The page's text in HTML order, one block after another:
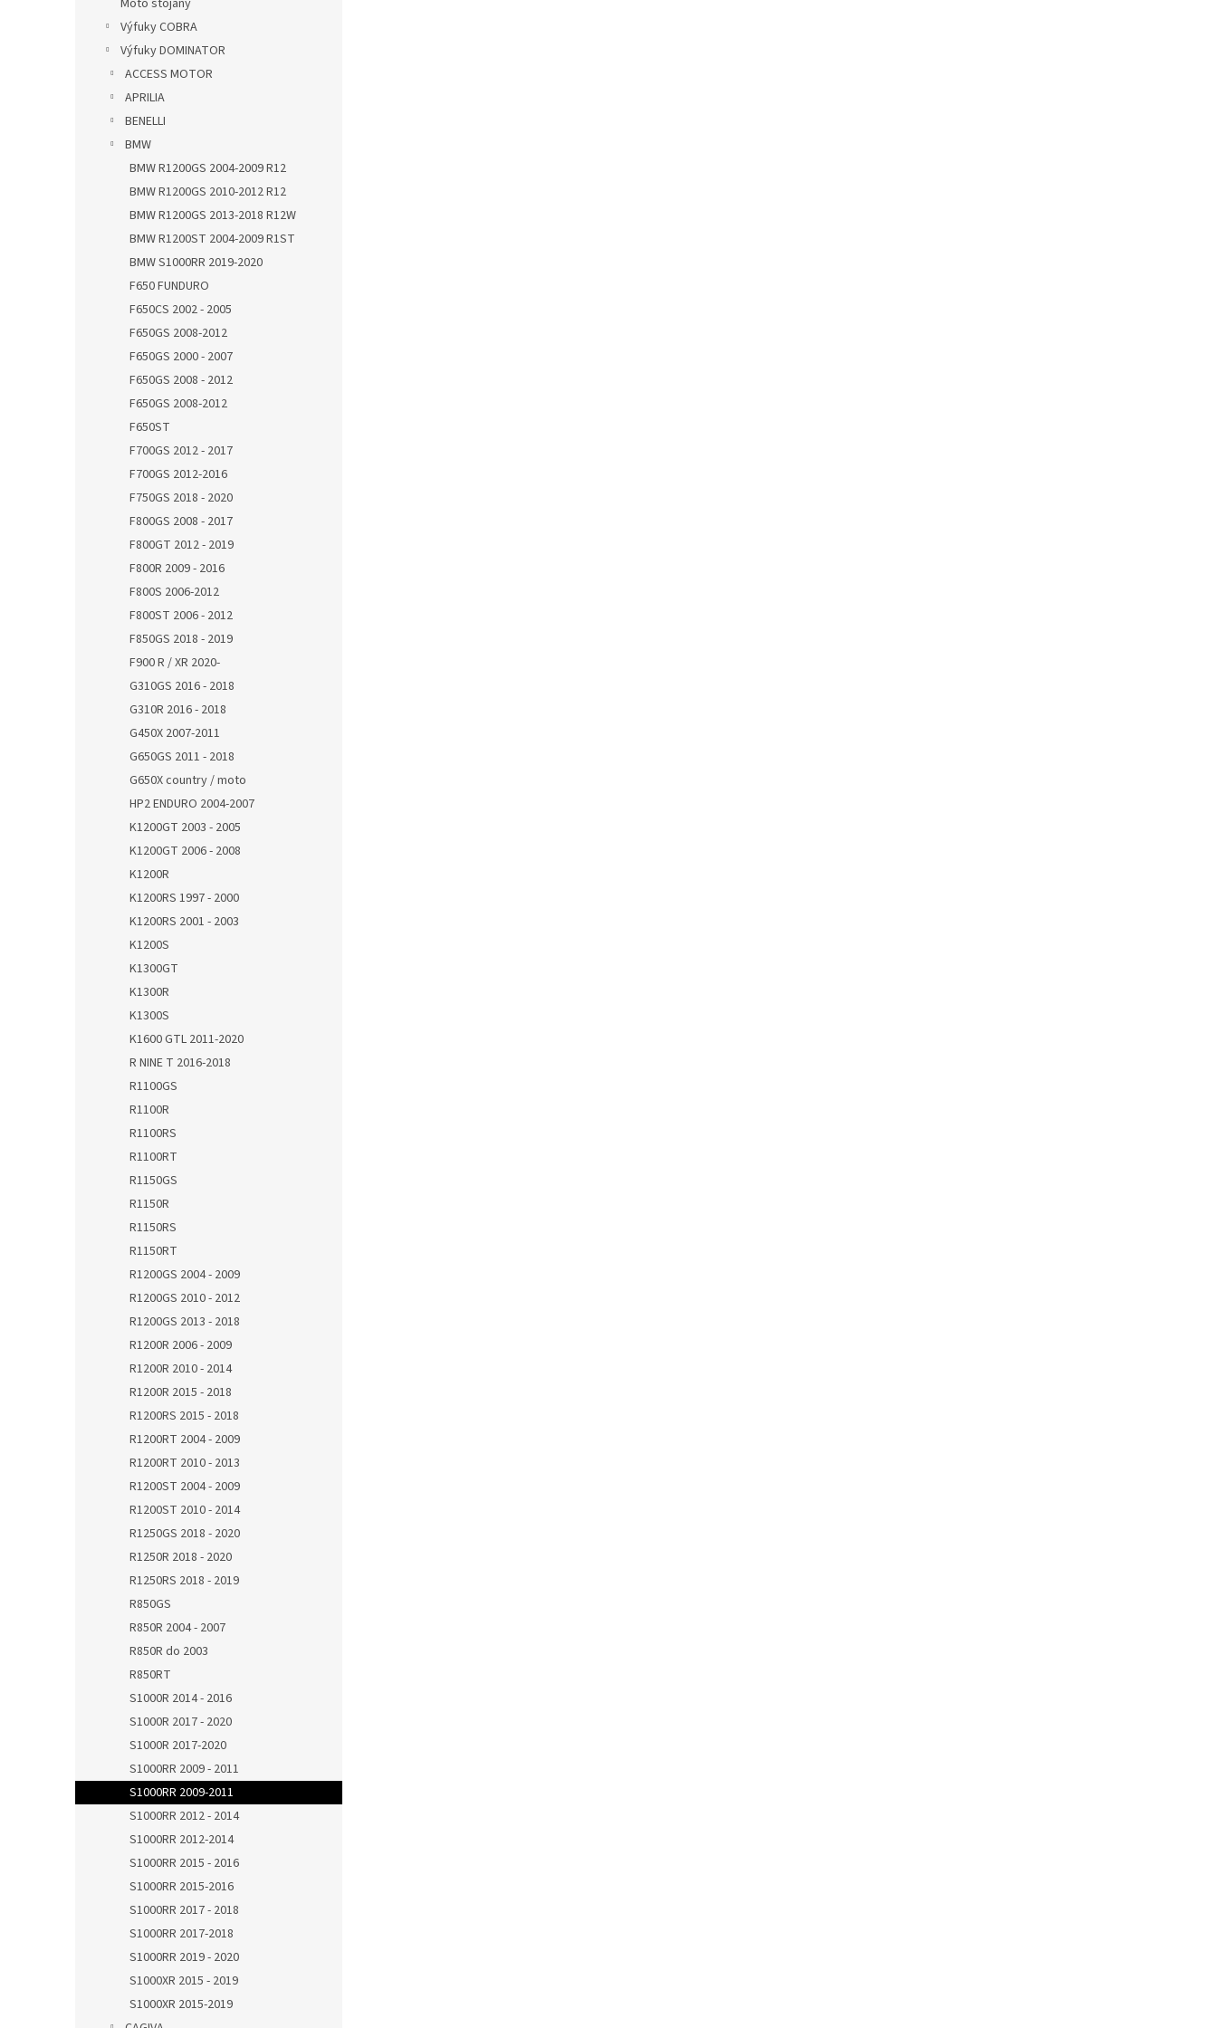
Moto stojany
Výfuky COBRA
Výfuky DOMINATOR
ACCESS MOTOR
APRILIA
BENELLI
BMW
BMW R1200GS 2004-2009 R12
BMW R1200GS 2010-2012 R12
BMW R1200GS 2013-2018 R12W
BMW R1200ST 2004-2009 R1ST
BMW S1000RR 2019-2020
F650 FUNDURO
F650CS 2002 - 2005
F650GS 2008-2012
F650GS 2000 - 2007
F650GS 2008 - 2012
F650GS 2008-2012
F650ST
F700GS 2012 - 2017
F700GS 2012-2016
F750GS 2018 - 2020
F800GS 2008 - 2017
F800GT 2012 - 2019
F800R 2009 - 2016
F800S 2006-2012
F800ST 2006 - 2012
F850GS 2018 - 2019
F900 R / XR 2020-
G310GS 2016 - 2018
G310R 2016 - 2018
G450X 2007-2011
G650GS 2011 - 2018
G650X country / moto
HP2 ENDURO 2004-2007
K1200GT 2003 - 2005
K1200GT 2006 - 2008
K1200R
K1200RS 1997 - 2000
K1200RS 2001 - 2003
K1200S
K1300GT
K1300R
K1300S
K1600 GTL 2011-2020
R NINE T 2016-2018
R1100GS
R1100R
R1100RS
R1100RT
R1150GS
R1150R
R1150RS
R1150RT
R1200GS 2004 - 2009
R1200GS 2010 - 2012
R1200GS 2013 - 2018
R1200R 2006 - 2009
R1200R 2010 - 2014
R1200R 2015 - 2018
R1200RS 2015 - 2018
R1200RT 2004 - 2009
R1200RT 2010 - 2013
R1200ST 2004 - 2009
R1200ST 2010 - 2014
R1250GS 2018 - 2020
R1250R 2018 - 2020
R1250RS 2018 - 2019
R850GS
R850R 2004 - 2007
R850R do 2003
R850RT
S1000R 2014 - 2016
S1000R 2017 - 2020
S1000R 2017-2020
S1000RR 2009 - 2011
S1000RR 2009-2011
S1000RR 2012 - 2014
S1000RR 2012-2014
S1000RR 2015 - 2016
S1000RR 2015-2016
S1000RR 2017 - 2018
S1000RR 2017-2018
S1000RR 2019 - 2020
S1000XR 2015 - 2019
S1000XR 2015-2019